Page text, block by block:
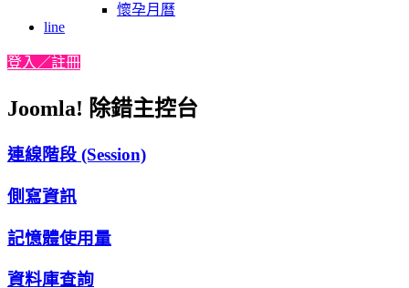
懷孕月曆
line
登入／註冊
Joomla! 除錯主控台
連線階段 (Session)
側寫資訊
記憶體使用量
資料庫查詢